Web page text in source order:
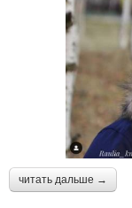
читать дальше →